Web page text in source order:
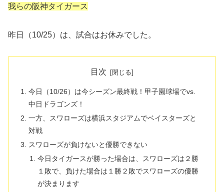
我らの阪神タイガース
昨日（10/25）は、試合はお休みでした。
目次
今日（10/26）は今シーズン最終戦！甲子園球場でvs.
中日ドラゴンズ！
一方、スワローズは横浜スタジアムでベイスターズと
対戦
スワローズが負けないと優勝できない
今日タイガースが勝った場合は、スワローズは２勝
１敗で、負けた場合は１勝２敗でスワローズの優勝
が決まります